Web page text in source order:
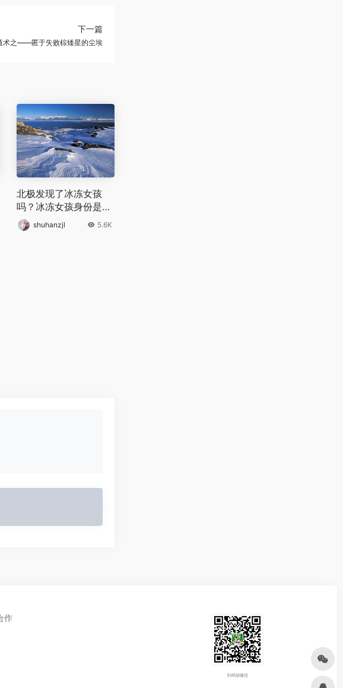
下一篇
术之——匿于失败棕矮星的尘埃
北极发现了冰冻女孩
吗？冰冻女孩身份是什
么？ shuhanzjl 5.6K
作
扫码加微信